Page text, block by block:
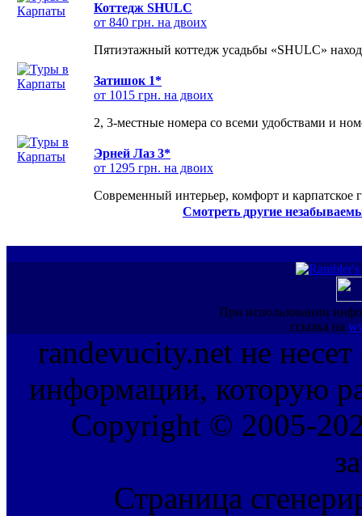
Коттедж SHULC
от 840 грн. на двоих
Пятиэтажный коттедж усадьбы «SHULC»
Затишок 1*
от 1015 грн. на двоих
2, 3-местные номера со всеми удобствами и
Эрней Лаз 3*
от 1295 грн. на двоих
Современный интерьер, комфорт и карпатское
Смотреть другие
При использовании
ссылка на
randevucity.net не несет
информации, которую
Copyright © 2005-
Страница